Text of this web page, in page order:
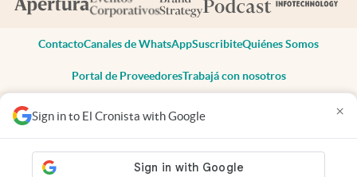
Sign in to El Cronista with Google ×
ContactoCanales de WhatsAppSuscribiteQuiénes Somos
Portal de ProveedoresTrabajá con nosotros
Todos los derechos reservados
Privacidad
Consentimiento